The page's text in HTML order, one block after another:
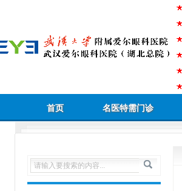
首页 名医特需门诊